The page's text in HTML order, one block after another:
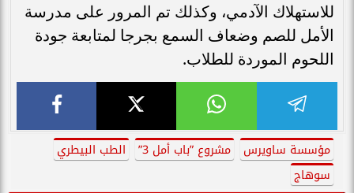
للاستهلاك الآدمي، وكذلك تم المرور على مدرسة
الأمل للصم وضعاف السمع بجرجا لمتابعة جودة
اللحوم الموردة للطلاب.
مؤسسة ساويرس مشروع ”باب أمل 3”
الطب البيطري
سوهاج